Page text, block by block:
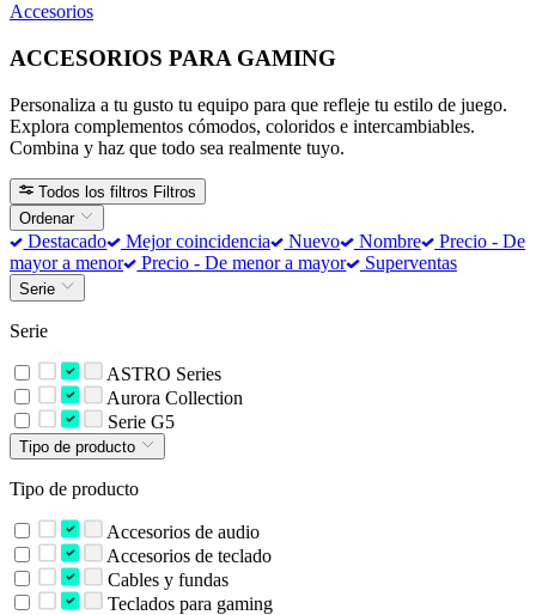
Accesorios
ACCESORIOS PARA GAMING
Personaliza a tu gusto tu equipo para que refleje tu estilo de juego.
Explora complementos cómodos, coloridos e intercambiables.
Combina y haz que todo sea realmente tuyo.
Todos los filtros Filtros
Ordenar
Destacado Mejor coincidencia Nuevo Nombre
Precio - De
mayor a menor
Precio - De menor a mayor Superventas
Serie
Serie
ASTRO Series
Aurora Collection
Serie G5
Tipo de producto
Tipo de producto
Accesorios de audio
Accesorios de teclado
Cables y fundas
Teclados para gaming